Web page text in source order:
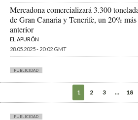
Mercadona comercializará 3.300
de Gran Canaria y Tenerife, un 20%
anterior
EL APURÓN
28.05.2025 - 20:02 GMT
PUBLICIDAD
1 2 3 … 18
PUBLICIDAD